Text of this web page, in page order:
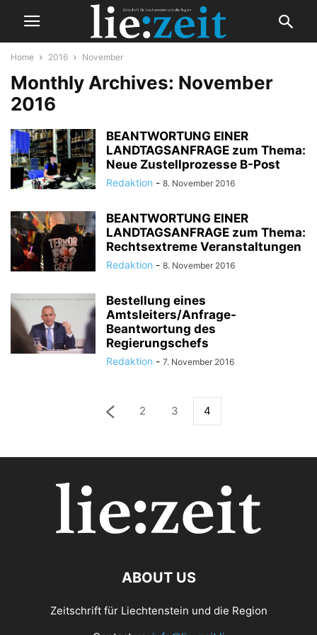
Home 2016 November
Monthly Archives: November
2016
BEANTWORTUNG EINER
LANDTAGSANFRAGE zum Thema:
Neue Zustellprozesse B-Post
Redaktion - 8. November 2016
BEANTWORTUNG EINER
LANDTAGSANFRAGE zum Thema:
Rechtsextreme Veranstaltungen
Redaktion - 8. November 2016
Bestellung eines
Amtsleiters/Anfrage-
Beantwortung des
Regierungschefs
Redaktion - 7. November 2016
2 3 4
ABOUT US
Zeitschrift für Liechtenstein und die Region